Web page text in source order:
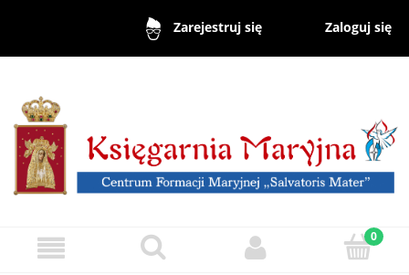
Zarejestruj się Zaloguj się